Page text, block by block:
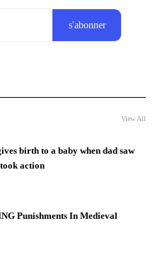
View All
birth to a baby when dad saw
action
Punishments In Medieval